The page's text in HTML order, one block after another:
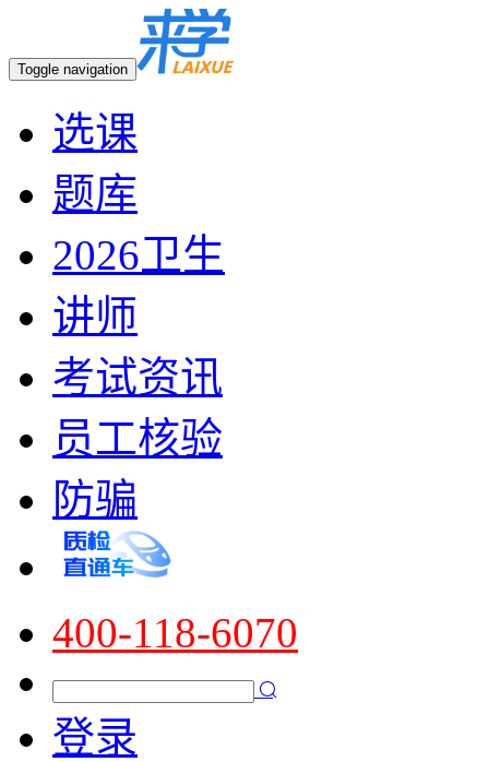
Toggle navigation
选课
题库
2026卫生
讲师
考试资讯
员工核验
防骗
400-118-6070
登录